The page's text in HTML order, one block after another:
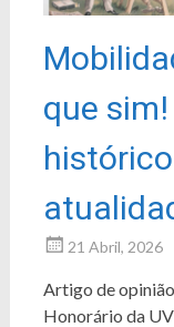
que
21 Abril, 2026
Artigo de
Honorário da